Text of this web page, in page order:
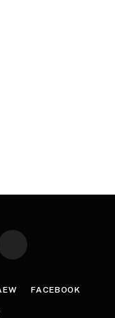
TikTok
FACEBOOK